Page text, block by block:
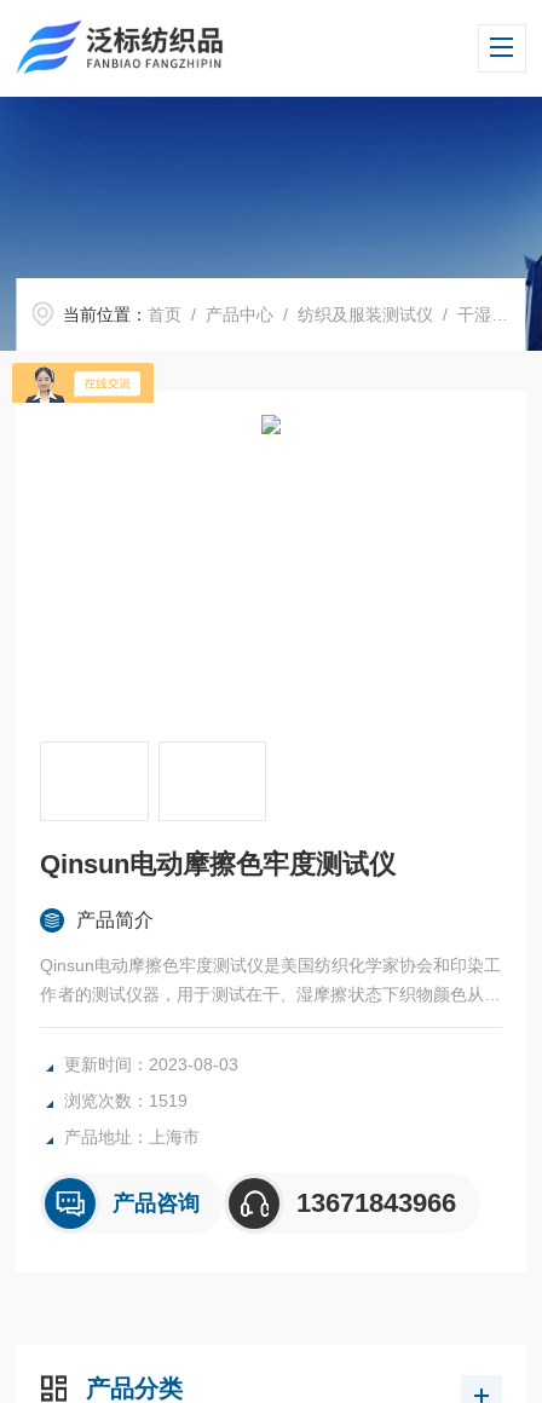
当前位置：首页 / 产品中心 /纺织及服装测试仪 /干湿摩擦色牢度测试仪
Qinsun电动摩擦色牢度测试仪
产品简介
Qinsun电动摩擦色牢度测试仪是美国纺织化学家协会和印染工
作者的测试仪器，用于测试在干、湿摩擦状态下织物颜色从材
料表面转移到其它材料上的能力。
更新时间：2023-08-03
浏览次数：1519
产品地址：上海市
产品咨询 13671843966
产品分类